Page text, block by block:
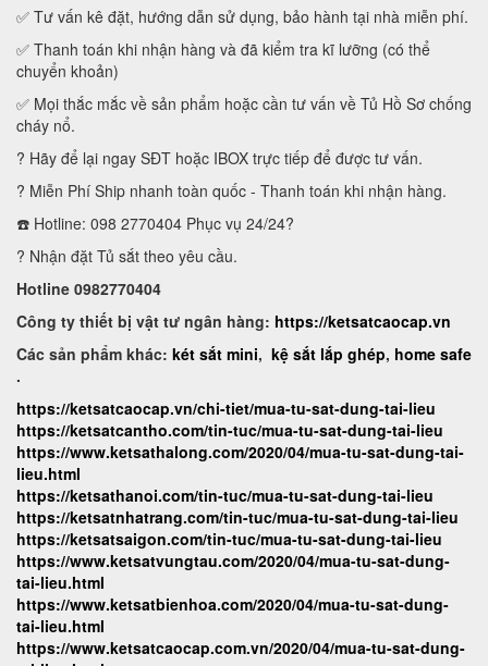
✅ Tư vấn kê đặt, hướng dẫn sử dụng, bảo hành tại nhà miễn phí.
✅ Thanh toán khi nhận hàng và đã kiểm tra kĩ lưỡng (có thể
chuyển khoản)
✅ Mọi thắc mắc về sản phẩm hoặc cần tư vấn về Tủ Hồ Sơ chống
cháy nổ.
? Hãy để lại ngay SĐT hoặc IBOX trực tiếp để được tư vấn.
? Miễn Phí Ship nhanh toàn quốc - Thanh toán khi nhận hàng.
☎️ Hotline: 098 2770404 Phục vụ 24/24?
? Nhận đặt Tủ sắt theo yêu cầu.
Hotline 0982770404
Công ty thiết bị vật tư ngân hàng: https://ketsatcaocap.vn
Các sản phẩm khác: két sắt mini, kệ sắt lắp ghép, home safe
.
https://ketsatcaocap.vn/chi-tiet/mua-tu-sat-dung-tai-lieu
https://ketsatcantho.com/tin-tuc/mua-tu-sat-dung-tai-lieu
https://www.ketsathalong.com/2020/04/mua-tu-sat-dung-tai-
lieu.html
https://ketsathanoi.com/tin-tuc/mua-tu-sat-dung-tai-lieu
https://ketsatnhatrang.com/tin-tuc/mua-tu-sat-dung-tai-lieu
https://ketsatsaigon.com/tin-tuc/mua-tu-sat-dung-tai-lieu
https://www.ketsatvungtau.com/2020/04/mua-tu-sat-dung-
tai-lieu.html
https://www.ketsatbienhoa.com/2020/04/mua-tu-sat-dung-
tai-lieu.html
https://www.ketsatcaocap.com.vn/2020/04/mua-tu-sat-dung-